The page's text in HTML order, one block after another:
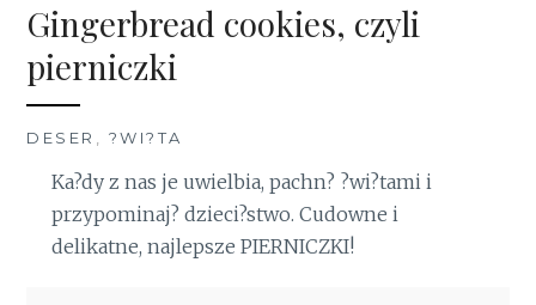
Gingerbread cookies, czyli
pierniczki
DESER , ?WI?TA
Ka?dy z nas je uwielbia, pachn? ?wi?tami i
przypominaj? dzieci?stwo. Cudowne i
delikatne, najlepsze PIERNICZKI!